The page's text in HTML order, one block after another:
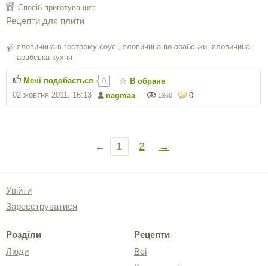
Спосіб приготування:
Рецепти для плити
яловичина в гострому соусі яловичина по-арабськи яловичина
арабська кухня
0
1960
nagmaa
02 жовтня 2011, 16:13
Мені подобається 0 В обране
← 1 2 →
Увійти
Зареєструватися
Розділи
Люди
Рецепти
Всі